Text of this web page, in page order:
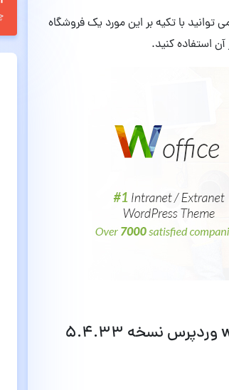
توانید با تکیه بر این مورد یک فروشگاه
استفاده کنید.